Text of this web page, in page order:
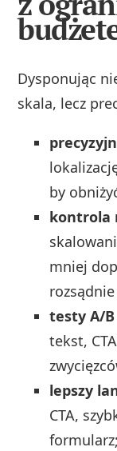
Dysponując
skala, lecz
by
kontrola
mniej
testy A/B
tekst,
lepszy
CTA,
formularz;